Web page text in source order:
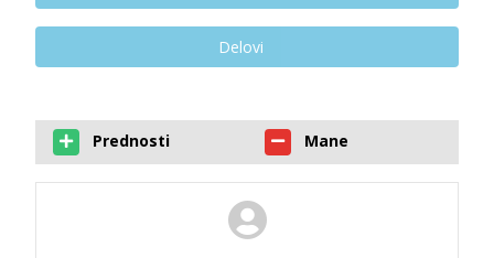
Delovi
Prednosti Mane